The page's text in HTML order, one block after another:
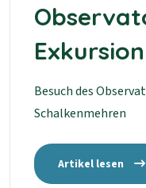
Besuch des
Schalkenmehren
Artikel lesen